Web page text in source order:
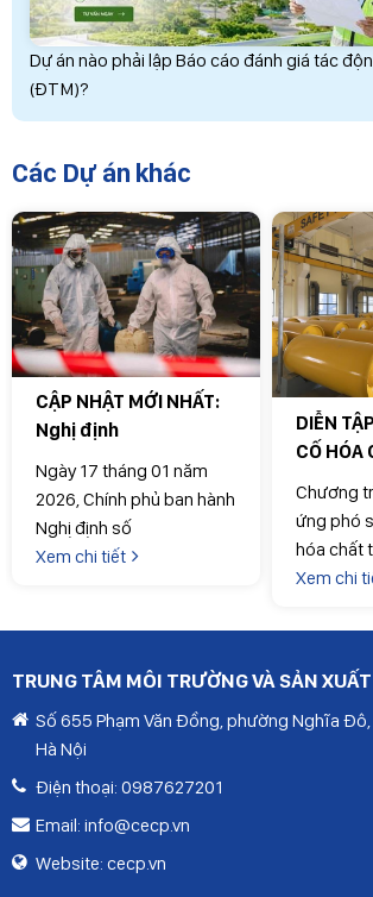
Dự án nào phải lập Báo cáo đánh giá tác
(ĐTM)?
Các Dự án khác
CẬP NHẬT MỚI NHẤT:
Nghị định
25/2026/NĐ-CP
hướng dẫn Luật Hóa
chất
Ngày 17 tháng 01 năm
2026, Chính phủ ban hành
Nghị định số
25/2026/NĐ-CP quy định
Nghị định số
định này có phạm vi điều
chỉnh rộng, tác động trực
tiếp đến hoạt động sản
xuất, kinh doanh, lưu trữ,
vận chuyển và sử dụng
hóa chất.
Xem chi tiết
DIỄN
CỐ HÓA
MÁY
HỒNG:
BÀI BẢN
Chương
ứng phó
hóa chất
nước mặt
Xem chi
TRUNG TÂM MÔI TRƯỜNG VÀ SẢN
Số 655 Phạm Văn Đồng, phường Nghĩa
Hà Nội
Điện thoại: 0987627201
Email: info@cecp.vn
Website: cecp.vn